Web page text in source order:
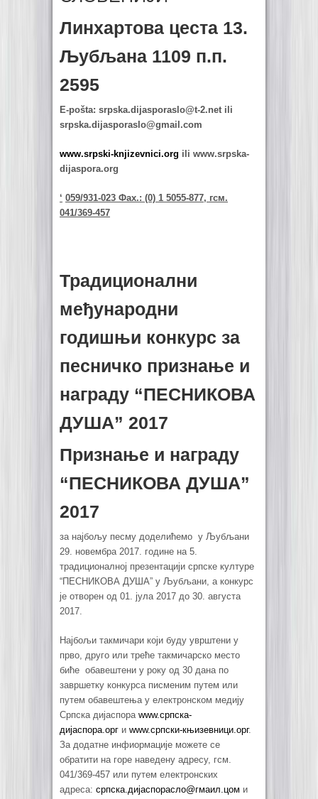
Линхартова цеста 13.
Љубљана 1109 п.п.
2595
E-pošta: srpska.dijasporaslo@t-2.net ili
srpska.dijasporaslo@gmail.com
www.srpski-knjizevnici.org ili www.srpska-
dijaspora.org
‘ 059/931-023 Фаx.: (0) 1 5055-877, гсм.
041/369-457
Традиционални
међународни
годишњи конкурс за
песничко признање и
награду “ПЕСНИКОВА
ДУША” 2017
Признање и награду
“ПЕСНИКОВА ДУША”
2017
за најбољу песму доделићемо у Љубљани
29. новембра 2017. године на 5.
традиционалној презентацији српске културе
“ПЕСНИКОВА ДУША” у Љубљани, а конкурс
је отворен од 01. јула 2017 до 30. августа
2017.
Најбољи такмичари који буду уврштени у
прво, друго или треће такмичарско место
биће обавештени у року од 30 дана по
завршетку конкурса писменим путем или
путем обавештења у електронском медију
Српска дијаспора www.српска-
дијаспора.орг и www.српски-књизевници.орг.
За додатне инфиормације можете се
обратити на горе наведену адресу, гсм.
041/369-457 или путем електронских
адреса: српска.дијаспорасло@гмаил.цом и